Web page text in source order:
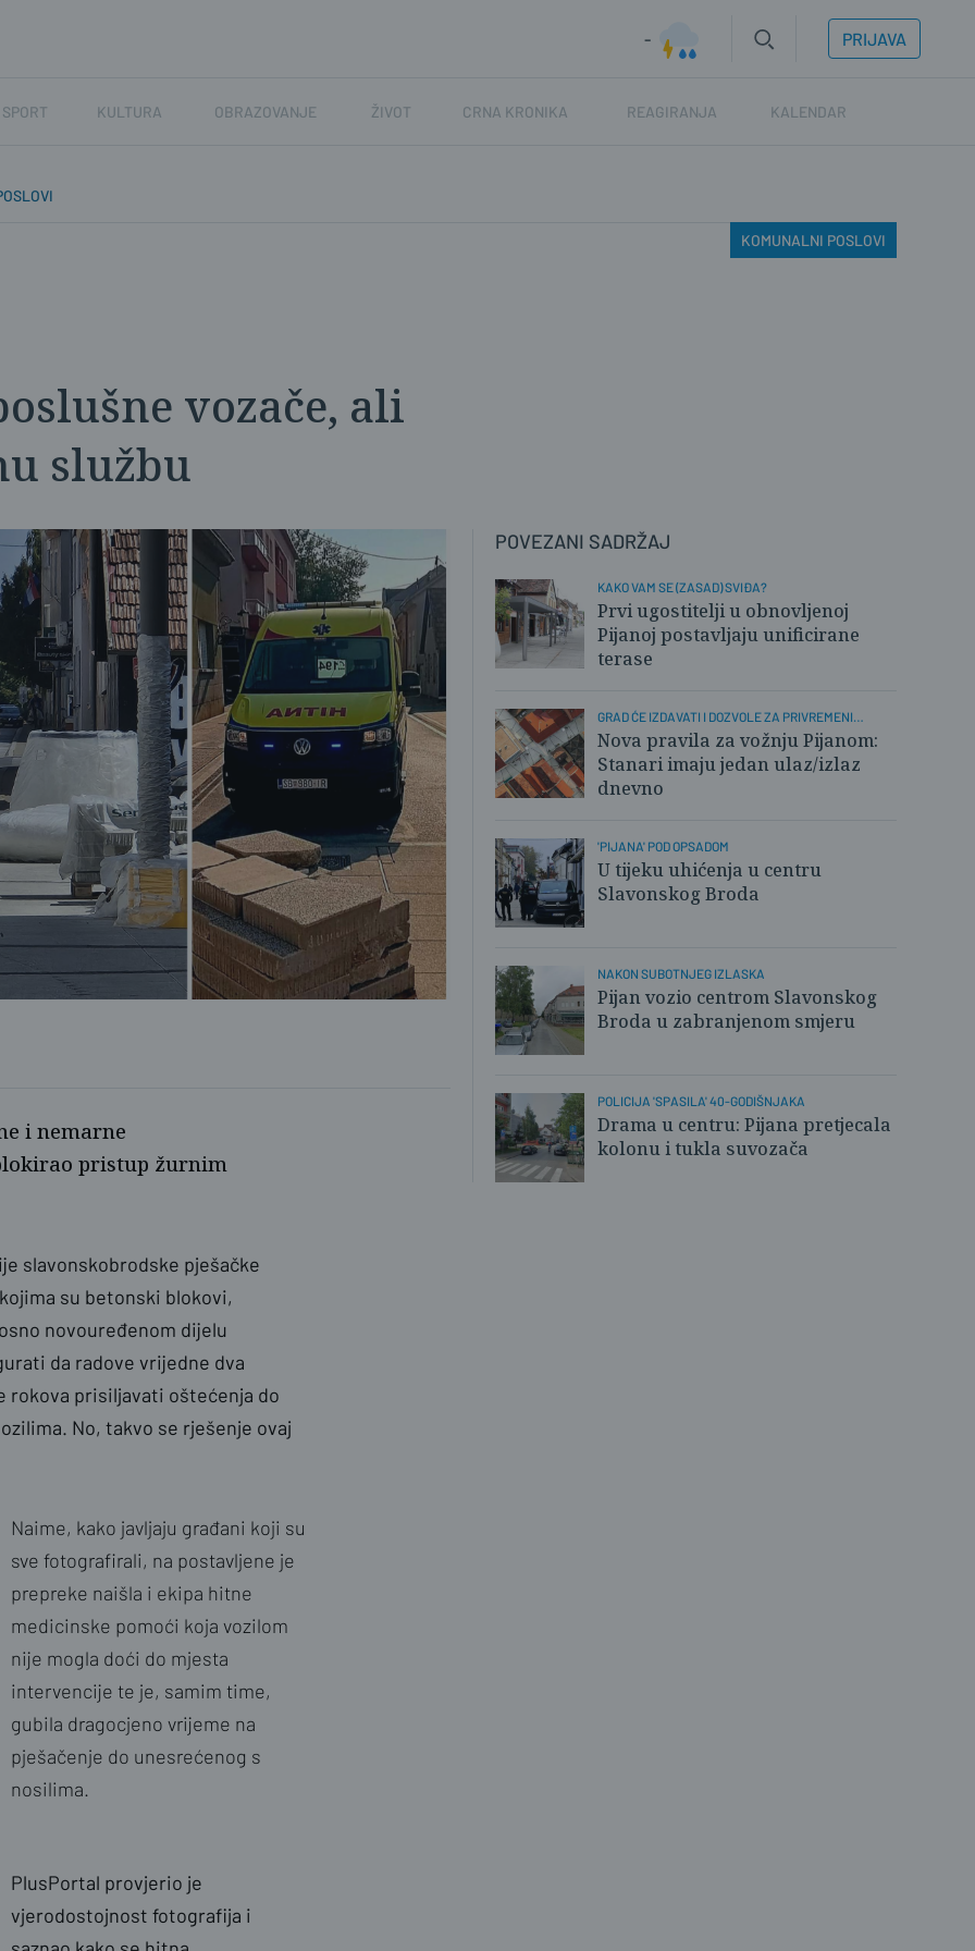
- PRIJAVA
SPORT KULTURA OBRAZOVANJE ŽIVOT CRNA KRONIKA REAGIRANJA KALENDAR
KOMUNALNI POSLOVI
vozače, ali
službu
i nemarne
pristup žurnim
slavonskobrodske pješačke
su betonski blokovi,
novouređenom dijelu
da radove vrijedne dva
rokova prisiljavati oštećenja do
No, takvo se rješenje ovaj
Naime, kako javljaju građani koji su
sve fotografirali, na postavljene je
prepreke naišla i ekipa hitne
medicinske pomoći koja vozilom
nije mogla doći do mjesta
intervencije te je, samim time,
gubila dragocjeno vrijeme na
pješačenje do unesrećenog s
nosilima.
PlusPortal provjerio je
vjerodostojnost fotografija i
POVEZANI SADRŽAJ
KAKO VAM SE (ZASAD) SVIĐA?
Prvi ugostitelji u obnovljenoj
Pijanoj postavljaju unificirane
terase
GRAD ĆE IZDAVATI I DOZVOLE ZA PRIVREMENI
PRISTUP
Nova pravila za vožnju Pijanom:
Stanari imaju jedan ulaz/izlaz
dnevno
'PIJANA' POD OPSADOM
U tijeku uhićenja u centru
Slavonskog Broda
NAKON SUBOTNJEG IZLASKA
Pijan vozio centrom Slavonskog
Broda u zabranjenom smjeru
POLICIJA 'SPASILA' 40-GODIŠNJAKA
Drama u centru: Pijana pretjecala
kolonu i tukla suvozača